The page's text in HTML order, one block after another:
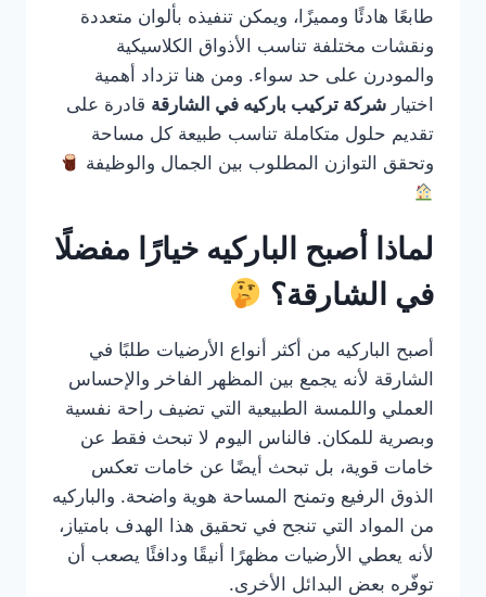
طابعًا هادئًا ومميزًا، ويمكن تنفيذه بألوان متعددة
ونقشات مختلفة تناسب الأذواق الكلاسيكية
والمودرن على حد سواء. ومن هنا تزداد أهمية
اختيار شركة تركيب باركيه في الشارقة قادرة على
تقديم حلول متكاملة تناسب طبيعة كل مساحة
وتحقق التوازن المطلوب بين الجمال والوظيفة
لماذا أصبح الباركيه خيارًا مفضلًا
في الشارقة؟
أصبح الباركيه من أكثر أنواع الأرضيات طلبًا في
الشارقة لأنه يجمع بين المظهر الفاخر والإحساس
العملي واللمسة الطبيعية التي تضيف راحة نفسية
وبصرية للمكان. فالناس اليوم لا تبحث فقط عن
خامات قوية، بل تبحث أيضًا عن خامات تعكس
الذوق الرفيع وتمنح المساحة هوية واضحة. والباركيه
من المواد التي تنجح في تحقيق هذا الهدف بامتياز،
لأنه يعطي الأرضيات مظهرًا أنيقًا ودافئًا يصعب أن
توفّره بعض البدائل الأخرى.